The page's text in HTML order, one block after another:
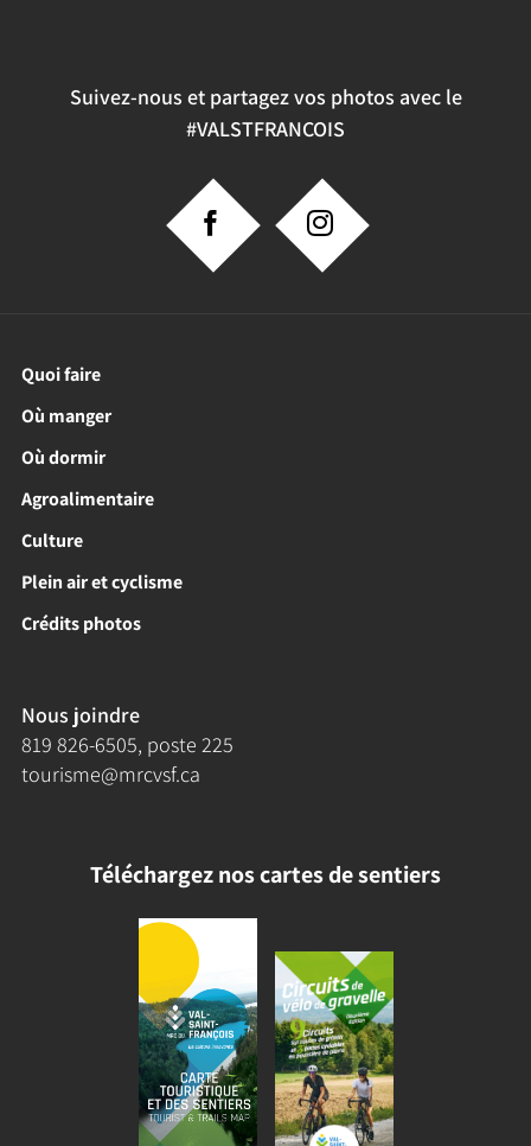
Suivez-nous et partagez vos photos avec le
#VALSTFRANCOIS
Quoi faire
Où manger
Où dormir
Agroalimentaire
Culture
Plein air et cyclisme
Crédits photos
Nous joindre
819 826-6505, poste 225
tourisme@mrcvsf.ca
Téléchargez nos cartes de sentiers